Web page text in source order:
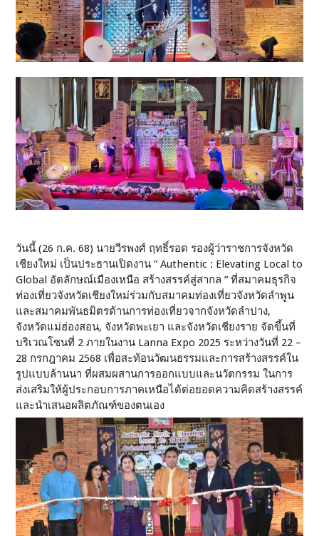
วันนี้ (26 ก.ค. 68) นายวีรพงศ์ ฤทธิ์รอด รองผู้ว่าราชการจังหวัด
เชียงใหม่ เป็นประธานเปิดงาน ” Authentic : Elevating Local to
Global อัตลักษณ์เมืองเหนือ สร้างสรรค์สู่สากล ” ที่สมาคมธุรกิจ
ท่องเที่ยวจังหวัดเชียงใหม่ร่วมกับสมาคมท่องเที่ยวจังหวัดลำพูน
และสมาคมพันธมิตรด้านการท่องเที่ยวจากจังหวัดลำปาง,
จังหวัดแม่ฮ่องสอน, จังหวัดพะเยา และจังหวัดเชียงราย จัดขึ้นที่
บริเวณโซนที่ 2 ภายในงาน Lanna Expo 2025 ระหว่างวันที่ 22 –
28 กรกฎาคม 2568 เพื่อสะท้อนวัฒนธรรมและการสร้างสรรค์ใน
รูปแบบล้านนา ที่ผสมผสานการออกแบบและนวัตกรรม ในการ
ส่งเสริมให้ผู้ประกอบการภาคเหนือได้ต่อยอดความคิดสร้างสรรค์
และนำเสนอผลิตภัณฑ์ของตนเอง